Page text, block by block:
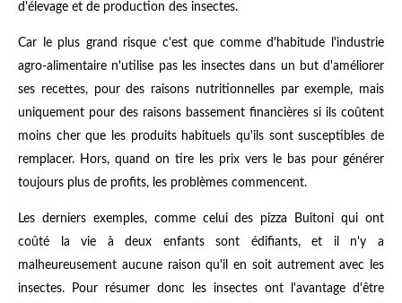
d'élevage et de production des insectes.
Car le plus grand risque c'est que comme d'habitude l'industrie
agro-alimentaire n'utilise pas les insectes dans un but d'améliorer
ses recettes, pour des raisons nutritionnelles par exemple, mais
uniquement pour des raisons bassement financières si ils coûtent
moins cher que les produits habituels qu'ils sont susceptibles de
remplacer. Hors, quand on tire les prix vers le bas pour générer
toujours plus de profits, les problèmes commencent.
Les derniers exemples, comme celui des pizza Buitoni qui ont
coûté la vie à deux enfants sont édifiants, et il n'y a
malheureusement aucune raison qu'il en soit autrement avec les
insectes. Pour résumer donc les insectes ont l'avantage d'être